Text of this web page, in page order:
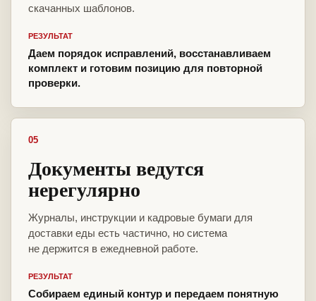
скачанных шаблонов.
РЕЗУЛЬТАТ
Даем порядок исправлений, восстанавливаем
комплект и готовим позицию для повторной
проверки.
05
Документы ведутся
нерегулярно
Журналы, инструкции и кадровые бумаги для
доставки еды есть частично, но система
не держится в ежедневной работе.
РЕЗУЛЬТАТ
Собираем единый контур и передаем понятную